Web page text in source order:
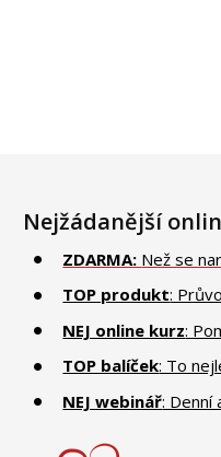
Nejžádanější
ZDARMA: Než se
TOP produkt:
NEJ online kurz:
TOP balíček: To
NEJ webinář: Denní